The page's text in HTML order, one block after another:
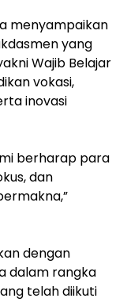
menyampaikan
yang
Wajib Belajar
vokasi,
inovasi
berharap para
dan
dengan
dalam rangka
telah diikuti